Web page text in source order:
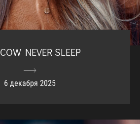
NEVER SLEEP
6 декабря 2025